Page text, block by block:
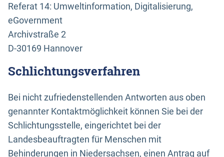
Referat 14: Umweltinformation, Digitalisierung,
eGovernment
Archivstraße 2
D-30169 Hannover
Schlichtungsverfahren
Bei nicht zufriedenstellenden Antworten aus oben
genannter Kontaktmöglichkeit können Sie bei der
Schlichtungsstelle, eingerichtet bei der
Landesbeauftragten für Menschen mit
Behinderungen in Niedersachsen, einen Antrag auf